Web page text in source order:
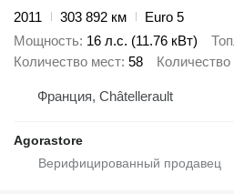
2011
303 892 км
Euro 5
Мощность 16 л.с. (11.76 кВт)
Количество мест 58
Франция, Châtellerault
Agorastore